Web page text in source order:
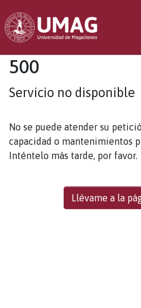
500
Servicio no disponible
No se puede atender su
capacidad o mantenimientos
Inténtelo más tarde, por favor.
Llévame a la